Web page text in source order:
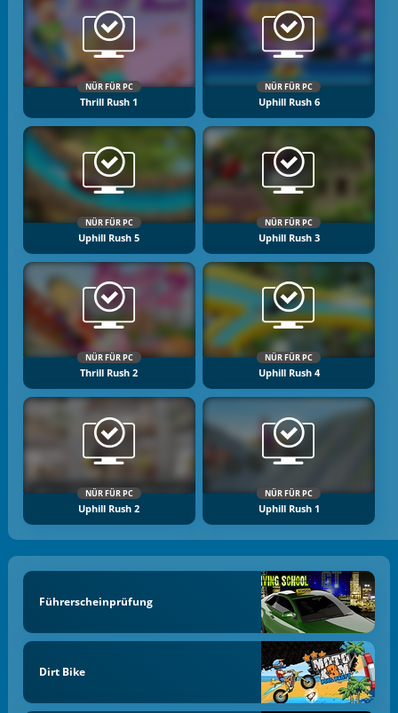
NÜR FÜR PC
Thrill Rush 1
NÜR FÜR PC
Uphill Rush 6
NÜR FÜR PC
Uphill Rush 5
NÜR FÜR PC
Uphill Rush 3
NÜR FÜR PC
Thrill Rush 2
NÜR FÜR PC
Uphill Rush 4
NÜR FÜR PC
Uphill Rush 2
NÜR FÜR PC
Uphill Rush 1
Führerscheinprüfung
Dirt Bike